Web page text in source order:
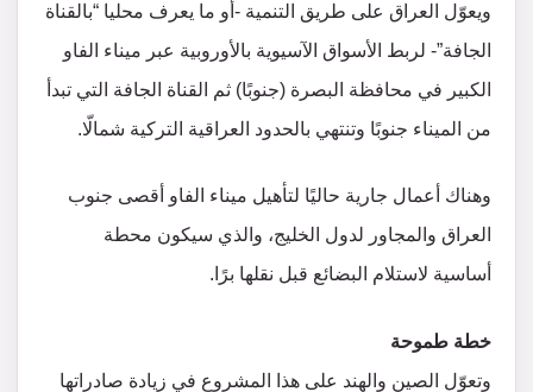
ويعوّل العراق على طريق التنمية -أو ما يعرف محليا “بالقناة
الجافة”- لربط الأسواق الآسيوية بالأوروبية عبر ميناء الفاو
الكبير في محافظة البصرة (جنوبًا) ثم القناة الجافة التي تبدأ
من الميناء جنوبًا وتنتهي بالحدود العراقية التركية شمالّا.
وهناك أعمال جارية حاليًا لتأهيل ميناء الفاو أقصى جنوب
العراق والمجاور لدول الخليج، والذي سيكون محطة
أساسية لاستلام البضائع قبل نقلها برًا.
خطة طموحة
وتعوّل الصين والهند على هذا المشروع في زيادة صادراتها